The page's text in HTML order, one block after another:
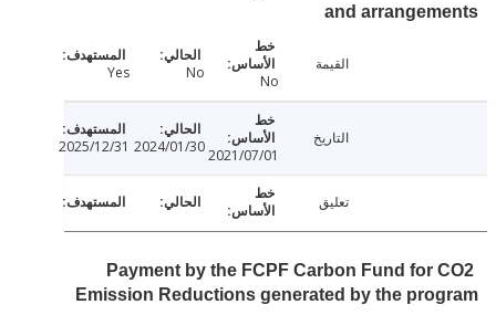
and
No
2021/07/01
2024/01/30
2025/12/31
Payment by the FCPF Carbon Fund for
Emission Reductions generated by the